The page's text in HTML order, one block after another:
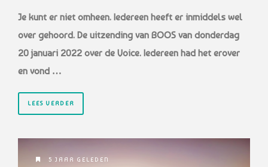
Je kunt er niet omheen. Iedereen heeft er inmiddels wel
over gehoord. De uitzending van BOOS van donderdag
20 januari 2022 over de Voice. Iedereen had het erover
en vond …
LEES VERDER
5 JAAR GELEDEN